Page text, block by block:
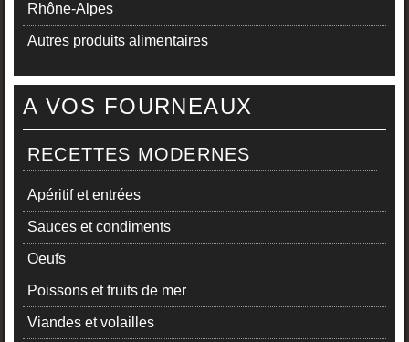
Rhône-Alpes
Autres produits alimentaires
A VOS FOURNEAUX
RECETTES MODERNES
Apéritif et entrées
Sauces et condiments
Oeufs
Poissons et fruits de mer
Viandes et volailles